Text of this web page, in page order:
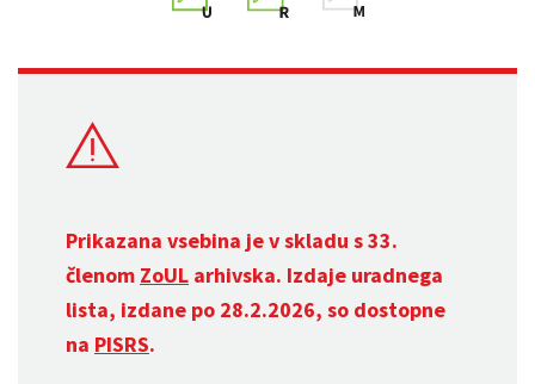
Prikazana vsebina je v skladu s 33.
členom ZoUL arhivska. Izdaje uradnega
lista, izdane po 28.2.2026, so dostopne
na PISRS.